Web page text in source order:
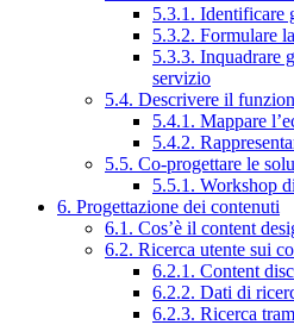
5.3.1. Identificare
5.3.2. Formulare
5.3.3. Inquadrare
servizio
5.4. Descrivere il
5.4.1. Mappare
5.4.2.
5.5. Co-progettare le
5.5.1. Workshop
6. Progettazione dei contenuti
6.1. Cos’è il content
6.2. Ricerca utente sui
6.2.1. Content
6.2.2. Dati di
6.2.3. Ricerca